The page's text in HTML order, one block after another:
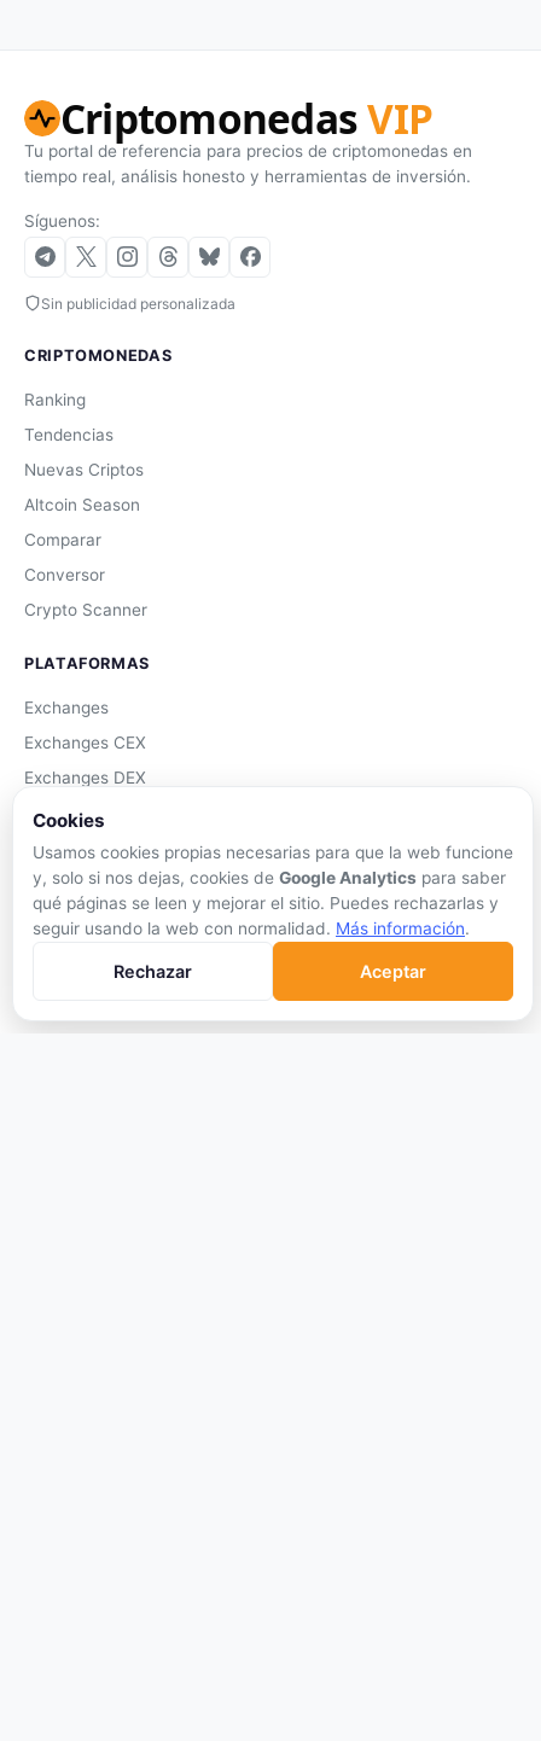
CriptomonedasVIP
Tu portal de referencia para precios de criptomonedas en
tiempo real, análisis honesto y herramientas de inversión.
Síguenos:
Sin publicidad personalizada
CRIPTOMONEDAS
Ranking
Tendencias
Nuevas Criptos
Altcoin Season
Comparar
Conversor
Crypto Scanner
PLATAFORMAS
Exchanges
Exchanges CEX
Exchanges DEX
Comparar Comisiones
Blockchains
Hardware Wallets
Software Wallets
Cookies
Usamos cookies propias necesarias para que la web funcione
y, solo si nos dejas, cookies de Google Analytics para saber
qué páginas se leen y mejorar el sitio. Puedes rechazarlas y
seguir usando la web con normalidad. Más información.
Rechazar Aceptar